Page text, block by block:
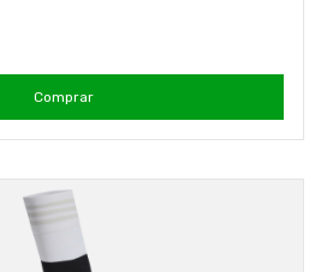
Comprar